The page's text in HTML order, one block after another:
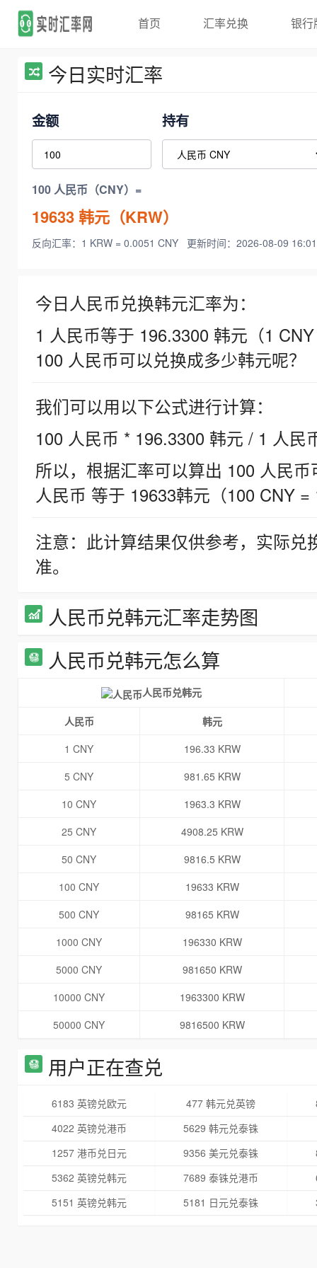
首页 汇率兑换 银行
今日实时汇率
金额 持有
100 人民币（CNY）=
19633韩元（KRW）
反向汇率：1 KRW = 0.0051 CNY 更新时间：2026-08-09
今日人民币兑换韩元汇率为：
1 人民币等于 196.3300 韩元（1
100 人民币可以兑换成多少韩元呢？
我们可以用以下公式进行计算：
100 人民币 * 196.3300 韩元 / 1 人民
所以，根据汇率可以算出 100 人民
人民币 等于 19633韩元（100 CNY =
注意：此计算结果仅供参考，实际
准。
人民币兑韩元汇率走势图
人民币兑韩元怎么算
人民币兑韩元
人民币
韩元
1 CNY
196.33 KRW
5 CNY
981.65 KRW
10 CNY
1963.3 KRW
25 CNY
4908.25 KRW
50 CNY
9816.5 KRW
100 CNY
19633 KRW
500 CNY
98165 KRW
1000 CNY
196330 KRW
5000 CNY
981650 KRW
10000 CNY
1963300 KRW
50000 CNY
9816500 KRW
用户正在查兑
6183 英镑兑欧元 477 韩元兑英镑
4022 英镑兑港币
5629 韩元兑泰铢
1257 港币兑日元
9356 美元兑泰铢
5362 英镑兑韩元
7689 泰铢兑港币
5151 英镑兑韩元
5181 日元兑泰铢